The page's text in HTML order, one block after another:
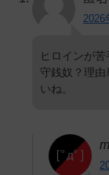
2026
ヒロインが
守銭奴？理由
いね。